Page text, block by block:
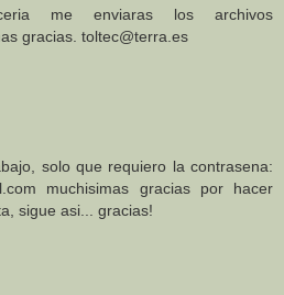
me enviaras los archivos
gracias. toltec@terra.es
solo que requiero la contrasena:
muchisimas gracias por hacer
sigue asi... gracias!